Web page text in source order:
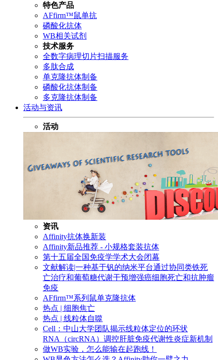
特色产品
AFfirm™鼠单抗
磷酸化抗体
WB相关试剂
技术服务
全数字病理切片扫描服务
多肽合成
单克隆抗体制备
磷酸化抗体制备
多克隆抗体制备
活动与资讯
活动
资讯
Affinity抗体换新装
Affinity新品推荐 - 小规格套装抗体
第十五届全国免疫学学术大会闭幕
文献解读|一种基于钒的纳米平台通过协同类铁死
亡治疗和葡萄糖代谢干预增强癌细胞死亡和抗肿瘤
免疫
AFfirm™系列鼠单克隆抗体
热点 | 细胞焦亡
热点 | 线粒体自噬
Cell：中山大学团队揭示线粒体定位的环状
RNA（circRNA）调控肝脏免疫代谢性炎症新机制
做WB实验，怎么能输在起跑线！